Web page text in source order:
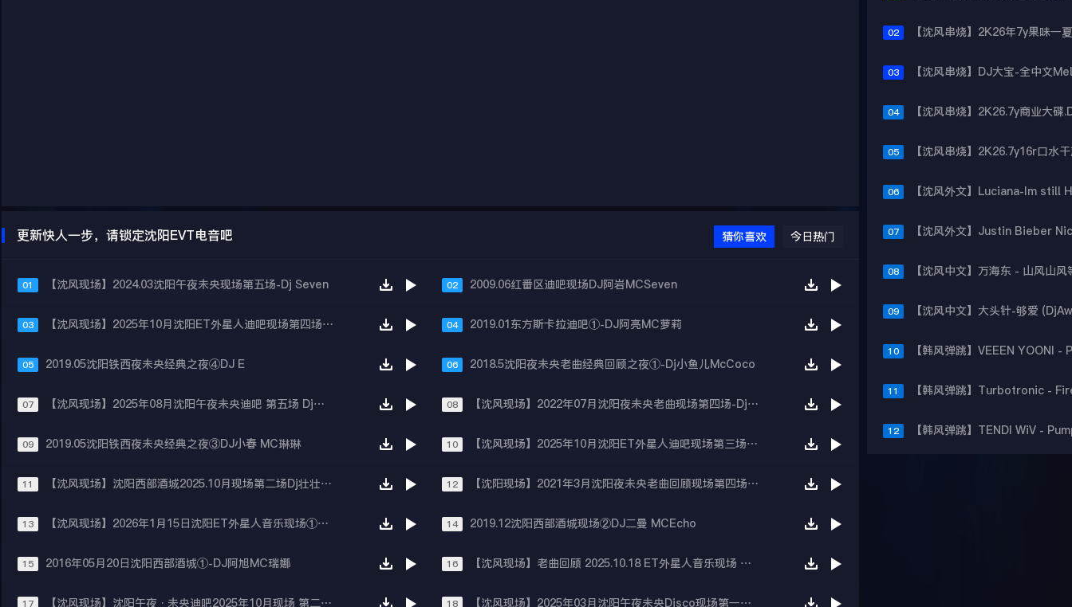
更新快人一步，请锁定沈阳EVT电音吧 猜你喜欢 今日热门
01 【沈风现场】2024.03沈阳午夜未央现场第五场-Dj Seven 02 2009.06红番区迪吧现场DJ阿岩MCSeven
03 【沈风现场】2025年10月沈阳ET外星人迪吧现场第四场-Dj凯瑞 04 2019.01东方斯卡拉迪吧①-DJ阿亮MC萝莉
05 2019.05沈阳铁西夜未央经典之夜④DJ E 06 2018.5沈阳夜未央老曲经典回顾之夜①-Dj小鱼儿McCoco
07 【沈风现场】2025年08月沈阳午夜未央迪吧 第五场 Dj威廉 Mc袁邵 08 【沈风现场】2022年07月沈阳夜未央老曲现场第四场-Dj 小秋 Mc Vivi
09 2019.05沈阳铁西夜未央经典之夜③DJ小春 MC琳琳 10 【沈风现场】2025年10月沈阳ET外星人迪吧现场第三场-Dj一文 Mc琳琳
11 【沈风现场】沈阳西部酒城2025.10月现场第二场Dj壮壮McEcho 12 【沈阳现场】2021年3月沈阳夜未央老曲回顾现场第四场-DjSeven McVivi
13 【沈风现场】2026年1月15日沈阳ET外星人音乐现场①Dj阿亮 Mc珊妮 14 2019.12沈阳西部酒城现场②DJ二曼 MCEcho
15 2016年05月20日沈阳西部酒城①-DJ阿旭MC瑞娜 16 【沈风现场】老曲回顾 2025.10.18 ET外星人音乐现场 第三场 DJ一文 MC琳琳
17 【沈风现场】沈阳午夜·未央迪吧2025年10月现场 第二场 DJ小秋 MC于洋 18 【沈风现场】2025年03月沈阳午夜未央Disco现场第一场-Dj徐剑 McCoco
02
03
04
05
06
07
08
09
10
11
12